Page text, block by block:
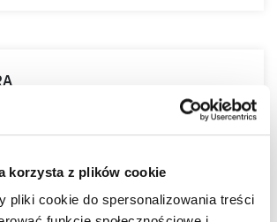
korzysta z plików cookie
pliki cookie do spersonalizowania treści